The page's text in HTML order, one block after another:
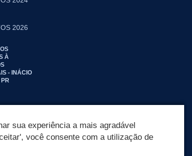
2026
À
- INÁCIO
sua experiência a mais agradável
você consente com a utilização de